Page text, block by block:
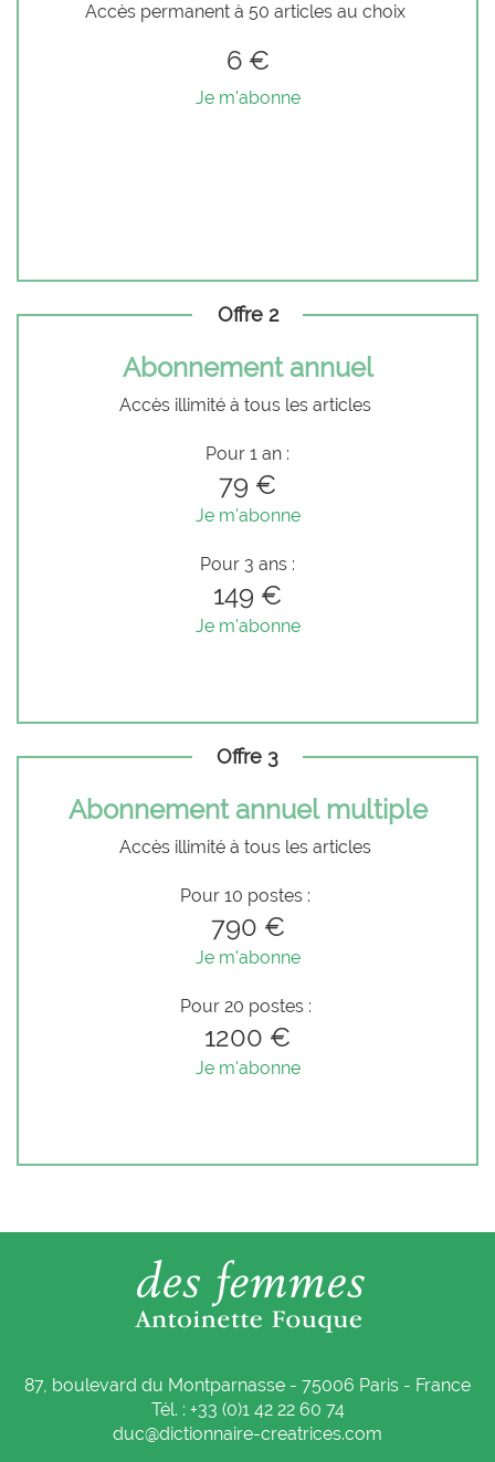
Accès permanent à 50 articles au choix
6 €
Je m'abonne
Offre 2
Abonnement annuel
Accès illimité à tous les articles
Pour 1 an :
79 €
Je m'abonne
Pour 3 ans :
149 €
Je m'abonne
Offre 3
Abonnement annuel multiple
Accès illimité à tous les articles
Pour 10 postes :
790 €
Je m'abonne
Pour 20 postes :
1200 €
Je m'abonne
87, boulevard du Montparnasse - 75006 Paris - France
Tél. : +33 (0)1 42 22 60 74
duc@dictionnaire-creatrices.com